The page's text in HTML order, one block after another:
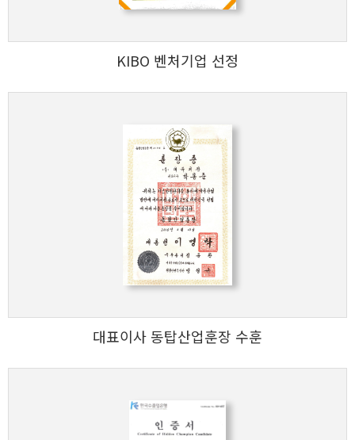
KIBO 벤처기업 선정
대표이사 동탑산업훈장 수훈